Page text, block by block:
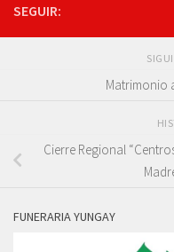
SEGUIR:
Matrimonio
Cierre Regional
FUNERARIA YUNGAY